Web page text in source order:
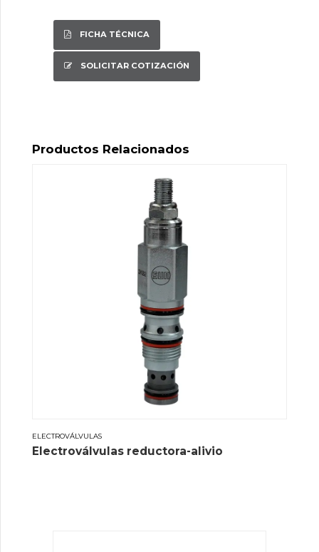
FICHA TÉCNICA
SOLICITAR COTIZACIÓN
Productos Relacionados
ELECTROVÁLVULAS
Electroválvulas reductora-alivio